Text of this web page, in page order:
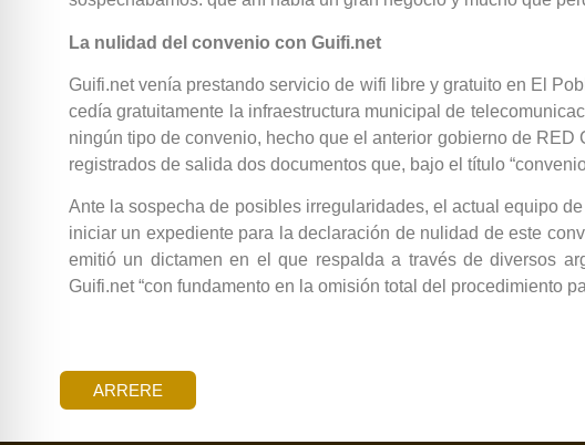
La nulidad del convenio con Guifi.net
Guifi.net venía prestando servicio de wifi libre y gratuito en El
cedía gratuitamente la infraestructura municipal de
ningún tipo de convenio, hecho que el anterior gobierno de
registrados de salida dos documentos que, bajo el título
Ante la sospecha de posibles irregularidades, el actual equipo
iniciar un expediente para la declaración de nulidad de este
emitió un dictamen en el que respalda a través de diversos
Guifi.net “con fundamento en la omisión total del procedimiento
ARRERE